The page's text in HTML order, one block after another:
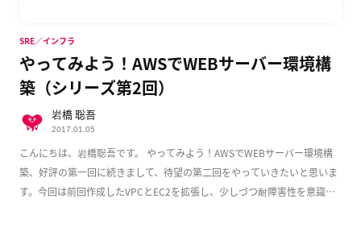
やってみよう！AWSでWEBサーバー環境構
築（シリーズ第2回）
こんにちは、岩橋聡吾です。 やってみよう！AWSでWEBサーバー環境構
築、好評の第一回に続きまして、待望の第二回をやっていきたいと思いま
す。今回は前回作成したVPCとEC2を拡張し、少しづつ耐障害性を意識し
SRE／インフラ
岩橋 聡吾
2017.01.05